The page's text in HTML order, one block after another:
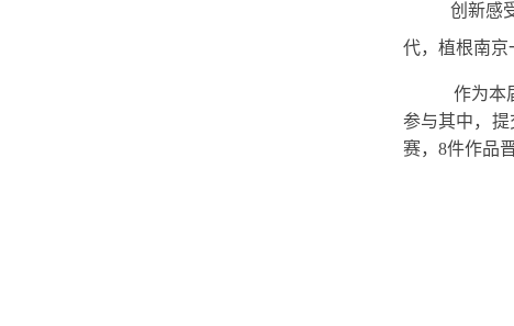
创新感
代，植根南京
作为本届国
参与其中，提
赛，8件作品